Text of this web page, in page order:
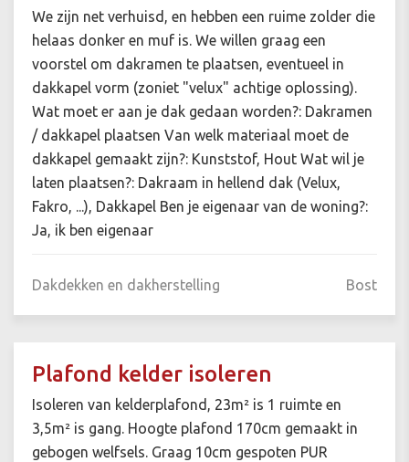
We zijn net verhuisd, en hebben een ruime zolder die
helaas donker en muf is. We willen graag een
voorstel om dakramen te plaatsen, eventueel in
dakkapel vorm (zoniet "velux" achtige oplossing).
Wat moet er aan je dak gedaan worden?: Dakramen
/ dakkapel plaatsen Van welk materiaal moet de
dakkapel gemaakt zijn?: Kunststof, Hout Wat wil je
laten plaatsen?: Dakraam in hellend dak (Velux,
Fakro, ...), Dakkapel Ben je eigenaar van de woning?:
Ja, ik ben eigenaar
Dakdekken en dakherstelling Bost
Plafond kelder isoleren
Isoleren van kelderplafond, 23m² is 1 ruimte en
3,5m² is gang. Hoogte plafond 170cm gemaakt in
gebogen welfsels. Graag 10cm gespoten PUR